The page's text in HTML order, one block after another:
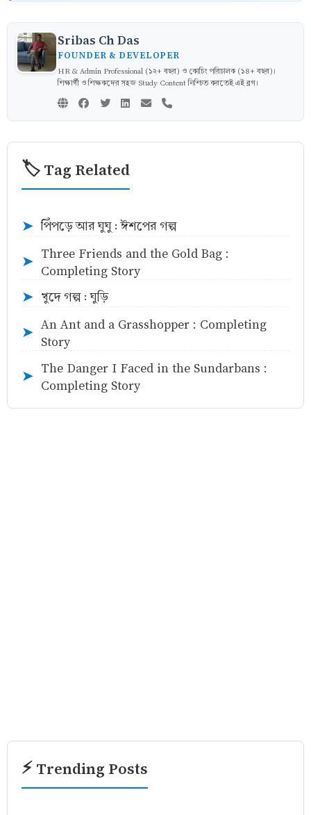
Sribas Ch Das
FOUNDER & DEVELOPER
HR & Admin Professional (১২+ বছর) ও কোচিং পরিচালক (১৪+ বছর)।
শিক্ষার্থী ও শিক্ষকদের সহজ Study Content নিশ্চিত করতেই এই ব্লগ।
🏷️ Tag Related
➤ পিঁপড়ে আর ঘুঘু : ঈশপের গল্প
➤
Three Friends and the Gold Bag :
Completing Story
➤ খুদে গল্প : ঘুড়ি
➤
An Ant and a Grasshopper : Completing
Story
➤
The Danger I Faced in the Sundarbans :
Completing Story
⚡ Trending Posts